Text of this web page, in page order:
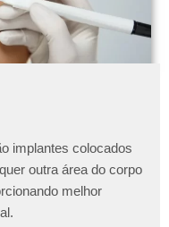
implantes colocados
outra área do corpo
melhor